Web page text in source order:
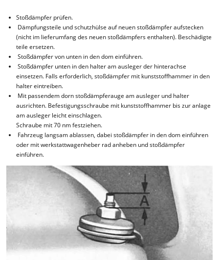
Stoßdämpfer prüfen.
Dämpfungsteile und schutzhülse auf neuen stoßdämpfer aufstecken
(nicht im lieferumfang des neuen stoßdämpfers enthalten). Beschädigte
teile ersetzen.
Stoßdämpfer von unten in den dom einführen.
Stoßdämpfer unten in den halter am ausleger der hinterachse
einsetzen. Falls erforderlich, stoßdämpfer mit kunststoffhammer in den
halter eintreiben.
Mit passendem dorn stoßdämpferauge am ausleger und halter
ausrichten. Befestigungsschraube mit kunststoffhammer bis zur anlage
am ausleger leicht einschlagen.
Schraube mit 70 nm festziehen.
Fahrzeug langsam ablassen, dabei stoßdämpfer in den dom einführen
oder mit werkstattwagenheber rad anheben und stoßdämpfer
einführen.